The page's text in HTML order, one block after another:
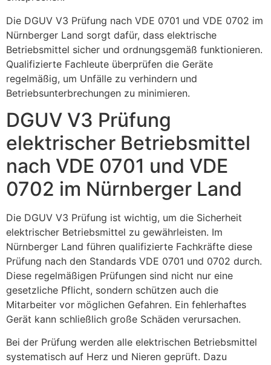
Die DGUV V3 Prüfung nach VDE 0701 und VDE 0702 im
Nürnberger Land sorgt dafür, dass elektrische
Betriebsmittel sicher und ordnungsgemäß funktionieren.
Qualifizierte Fachleute überprüfen die Geräte
regelmäßig, um Unfälle zu verhindern und
Betriebsunterbrechungen zu minimieren.
DGUV V3 Prüfung
elektrischer Betriebsmittel
nach VDE 0701 und VDE
0702 im Nürnberger Land
Die DGUV V3 Prüfung ist wichtig, um die Sicherheit
elektrischer Betriebsmittel zu gewährleisten. Im
Nürnberger Land führen qualifizierte Fachkräfte diese
Prüfung nach den Standards VDE 0701 und 0702 durch.
Diese regelmäßigen Prüfungen sind nicht nur eine
gesetzliche Pflicht, sondern schützen auch die
Mitarbeiter vor möglichen Gefahren. Ein fehlerhaftes
Gerät kann schließlich große Schäden verursachen.
Bei der Prüfung werden alle elektrischen Betriebsmittel
systematisch auf Herz und Nieren geprüft. Dazu